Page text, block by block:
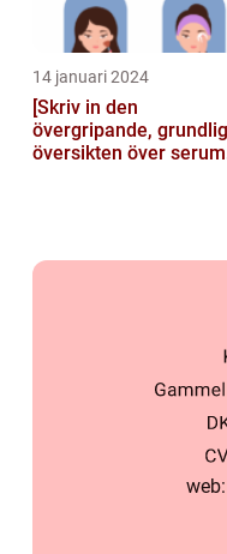
14 januari 2024
[Skriv in den
övergripande,
översikten över serum
web: